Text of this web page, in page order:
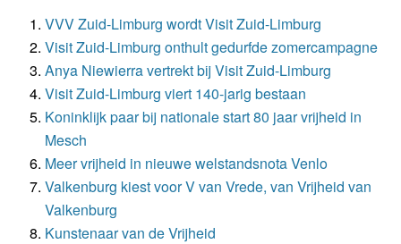
VVV Zuid-Limburg wordt Visit Zuid-Limburg
Visit Zuid-Limburg onthult gedurfde zomercampagne
Anya Niewierra vertrekt bij Visit Zuid-Limburg
Visit Zuid-Limburg viert 140-jarig bestaan
Koninklijk paar bij nationale start 80 jaar vrijheid in
Mesch
Meer vrijheid in nieuwe welstandsnota Venlo
Valkenburg kiest voor V van Vrede, van Vrijheid van
Valkenburg
Kunstenaar van de Vrijheid